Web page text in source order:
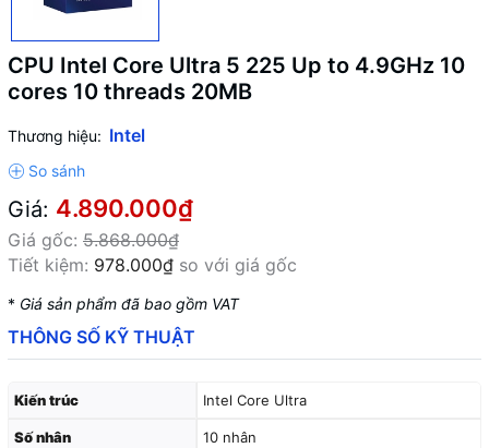
CPU Intel Core Ultra 5 225 Up to 4.9GHz 10
cores 10 threads 20MB
Thương hiệu: Intel
Giá: 4.890.000₫
Giá gốc: 5.868.000₫
Tiết kiệm: 978.000₫ so với giá gốc
* Giá sản phẩm đã bao gồm VAT
THÔNG SỐ KỸ THUẬT
Kiến trúc Intel Core Ultra
Số nhân 10 nhân